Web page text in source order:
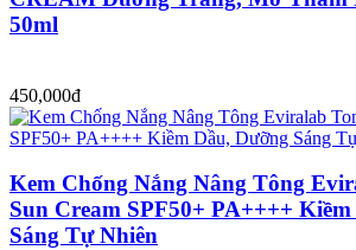
50ml
450,000đ
Kem Chống Nắng Nâng Tông
Sun Cream SPF50+ PA++++
Sáng Tự Nhiên